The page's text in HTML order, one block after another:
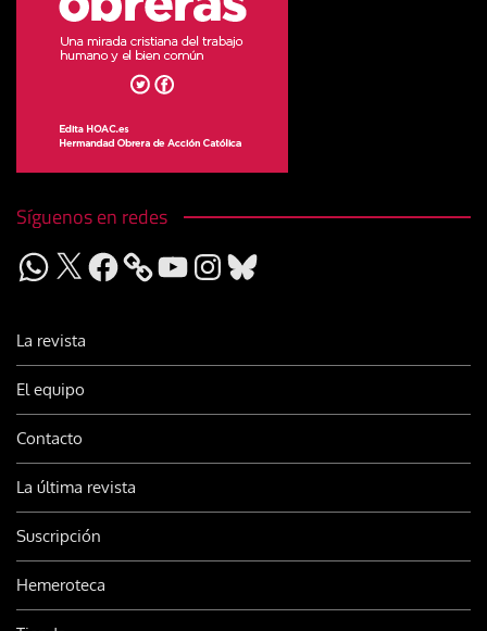
Síguenos en redes
WhatsApp
X Facebook YouTubeInstagram
Bluesky
La revista
El equipo
Contacto
La última revista
Suscripción
Hemeroteca